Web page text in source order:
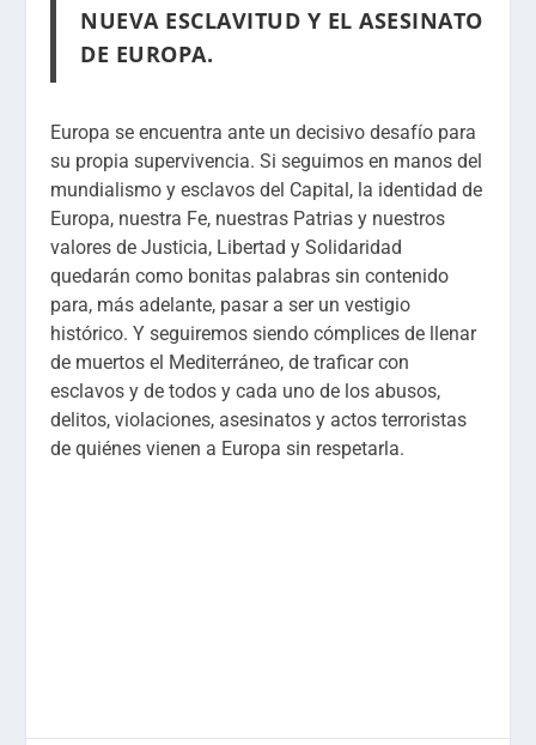
NUEVA ESCLAVITUD Y EL ASESINATO
DE EUROPA.
Europa se encuentra ante un decisivo desafío para
su propia supervivencia. Si seguimos en manos del
mundialismo y esclavos del Capital, la identidad de
Europa, nuestra Fe, nuestras Patrias y nuestros
valores de Justicia, Libertad y Solidaridad
quedarán como bonitas palabras sin contenido
para, más adelante, pasar a ser un vestigio
histórico. Y seguiremos siendo cómplices de llenar
de muertos el Mediterráneo, de traficar con
esclavos y de todos y cada uno de los abusos,
delitos, violaciones, asesinatos y actos terroristas
de quiénes vienen a Europa sin respetarla.